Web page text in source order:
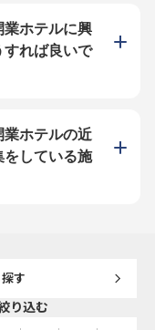
社会保険
ら、長
環境で
ホテルに興
れば良いで
ホテルの近
をしている施
す
り込む